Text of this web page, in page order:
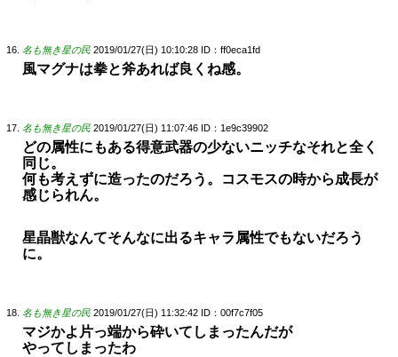
名も無き星の民 2019/01/27(日) 10:10:28 ID：ff0eca1fd
風マグナは拳と斧あれば良くね感。
名も無き星の民 2019/01/27(日) 11:07:46 ID：1e9c39902
どの属性にもある得意武器の少ないニッチなそれと全く
同じ。
何も考えずに造ったのだろう。コスモスの時から成長が
感じられん。
星晶獣なんてそんなに出るキャラ属性でもないだろう
に。
名も無き星の民 2019/01/27(日) 11:32:42 ID：00f7c7f05
マジかよ片っ端から砕いてしまったんだが
やってしまったわ